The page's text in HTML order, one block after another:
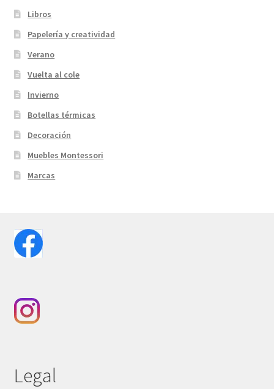
Libros
Papelería y creatividad
Verano
Vuelta al cole
Invierno
Botellas térmicas
Decoración
Muebles Montessori
Marcas
Legal